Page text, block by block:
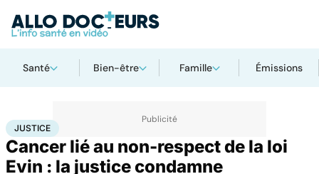
Santé Bien-être Famille Émissions
AccueilSanté Justice
JUSTICE
Cancer lié au non-respect de la loi
Evin : la justice condamne